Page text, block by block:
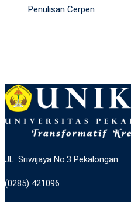
Penulisan Cerpen
JL. Sriwijaya No.3 Pekalongan
(0285) 421096